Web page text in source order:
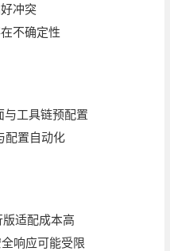
冲突
不确定性
工具链预配置
配置自动化
适配成本高
响应可能受限